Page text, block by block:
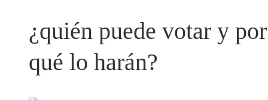
¿quién puede votar y por
qué lo harán?